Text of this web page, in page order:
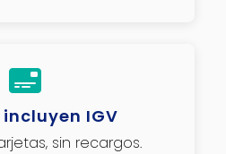
IGV
sin recargos.